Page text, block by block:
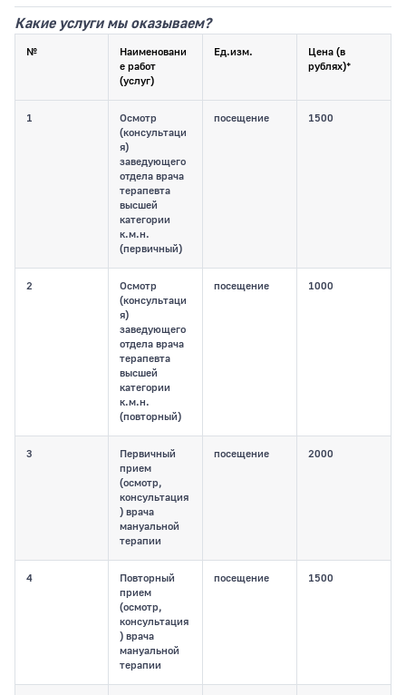
Какие услуги мы оказываем?
№
Наименовани
е работ
(услуг)
Ед.изм.
Цена (в
рублях)*
1
Осмотр
(консультаци
я)
заведующего
отдела врача
терапевта
высшей
категории
к.м.н.
(первичный)
посещение 1500
2
Осмотр
(консультаци
я)
заведующего
отдела врача
терапевта
высшей
категории
к.м.н.
(повторный)
посещение 1000
3
Первичный
прием
(осмотр,
консультация
) врача
мануальной
терапии
посещение 2000
4
Повторный
прием
(осмотр,
консультация
) врача
мануальной
терапии
посещение 1500